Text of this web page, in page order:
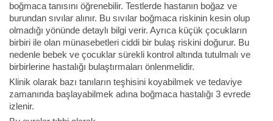
boğmaca tanısını öğrenebilir. Testlerde hastanın boğaz ve
burundan sıvılar alınır. Bu sıvılar boğmaca riskinin kesin olup
olmadığı yönünde detaylı bilgi verir. Ayrıca küçük çocukların
birbiri ile olan münasebetleri ciddi bir bulaş riskini doğurur. Bu
nedenle bebek ve çocuklar sürekli kontrol altında tutulmalı ve
birbirlerine hastalığı bulaştırmaları önlenmelidir.
Klinik olarak bazı tanıların teşhisini koyabilmek ve tedaviye
zamanında başlayabilmek adına boğmaca hastalığı 3 evrede
izlenir.